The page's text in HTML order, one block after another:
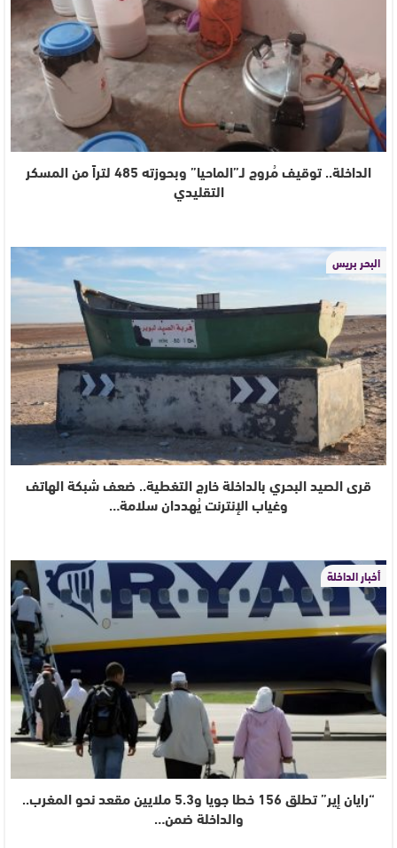
الداخلة.. توقيف مُروج لـ”الماحيا” وبحوزته 485 لتراً من المسكر
التقليدي
البحر بريس
قرى الصيد البحري بالداخلة خارج التغطية.. ضعف شبكة الهاتف
وغياب الإنترنت يُهددان سلامة…
أخبار الداخلة
“رايان إير” تطلق 156 خطا جويا و5.3 ملايين مقعد نحو المغرب..
والداخلة ضمن…